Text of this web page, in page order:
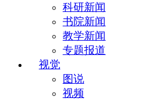
科研新闻
书院新闻
教学新闻
专题报道
视觉
图说
视频